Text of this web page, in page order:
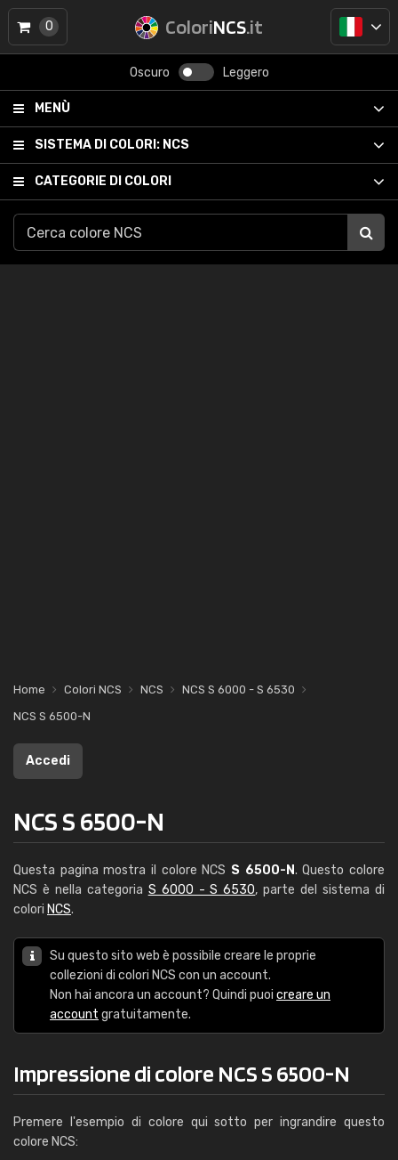
ColoriNCS.it
Oscuro Leggero
MENÙ
SISTEMA DI COLORI: NCS
CATEGORIE DI COLORI
0
Home Colori NCS NCS
NCS S 6000 - S 6530
NCS S 6500-N
Accedi
NCS S 6500-N
Questa pagina mostra il colore NCS S 6500-N. Questo colore
NCS è nella categoria S 6000 - S 6530, parte del sistema di
colori NCS.
Su questo sito web è possibile creare le proprie
collezioni di colori NCS con un account.
Non hai ancora un account? Quindi puoi creare un
account gratuitamente.
Impressione di colore NCS S 6500-N
Premere l'esempio di colore qui sotto per ingrandire questo
colore NCS: